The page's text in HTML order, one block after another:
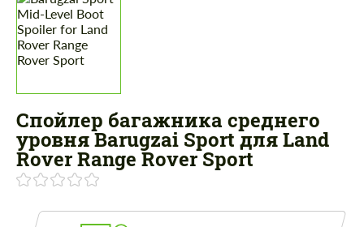
Спойлер багажника среднего
уровня Barugzai Sport для Land
Rover Range Rover Sport